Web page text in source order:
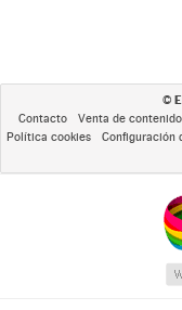
©
Contacto Venta de
Política cookies
Configuración